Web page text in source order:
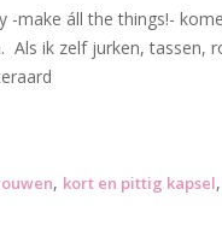
-make áll the things!-
Als ik zelf jurken, tassen,
, kort en pittig kapsel,